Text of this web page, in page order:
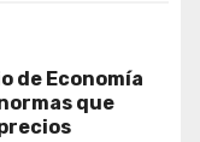
de Economía
que